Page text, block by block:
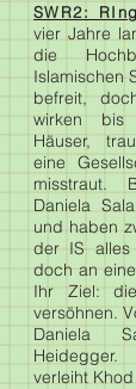
SWR2:
vier Jahre
die
Islamischen
befreit,
wirken bis
Häuser,
eine
misstraut.
Daniela
und haben
der IS
doch an
Ihr Ziel:
versöhnen.
Daniela
verleiht